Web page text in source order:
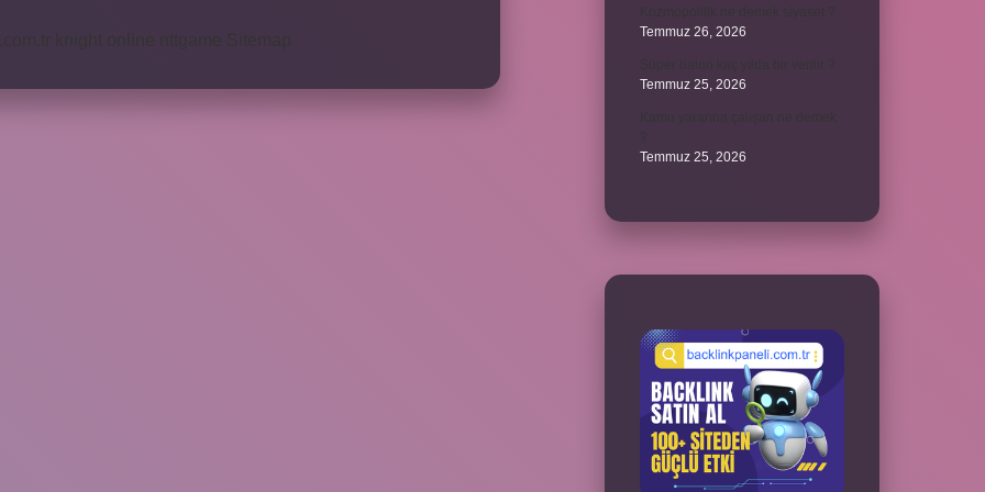
Temmuz 26, 2026
Temmuz 25, 2026
Temmuz 25, 2026